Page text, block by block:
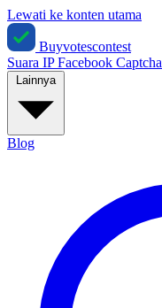
Lewati ke konten utama
Buyvotescontest
Suara IPFacebook Captcha
Lainnya
Blog